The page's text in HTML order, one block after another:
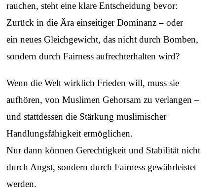
rauchen, steht eine klare Entscheidung bevor:
Zurück in die Ära einseitiger Dominanz – oder
ein neues Gleichgewicht, das nicht durch Bomben,
sondern durch Fairness aufrechterhalten wird?
Wenn die Welt wirklich Frieden will, muss sie
aufhören, von Muslimen Gehorsam zu verlangen –
und stattdessen die Stärkung muslimischer
Handlungsfähigkeit ermöglichen.
Nur dann können Gerechtigkeit und Stabilität nicht
durch Angst, sondern durch Fairness gewährleistet
werden.